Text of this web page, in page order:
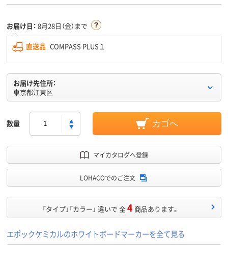
お届け日： 8月28日（金）まで
直送品 COMPASS PLUS１
お届け先住所：
東京都江東区
数量 カゴへ
マイカタログへ登録
LOHACOでのご注文
「タイプ」「カラー」 違いで 全4 商品あります。
エポックケミカルのホワイトボードマーカーを全て見る